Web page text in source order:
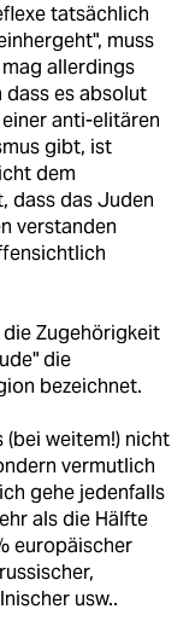
tatsächlich
muss
allerdings
es absolut
anti-elitären
gibt, ist
dem
dass das Juden
verstanden
Zugehörigkeit
die
bezeichnet.
(bei weitem!) nicht
vermutlich
gehe jedenfalls
als die Hälfte
europäischer
usw..